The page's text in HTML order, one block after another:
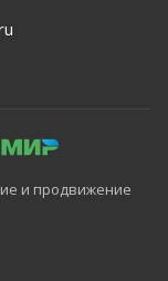
и продвижение